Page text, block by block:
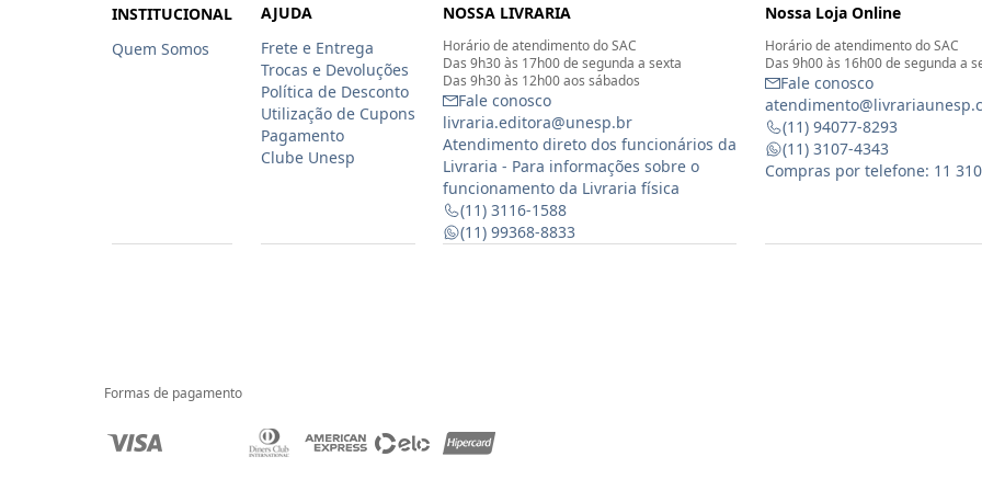
INSTITUCIONAL
Quem Somos
AJUDA
Frete e Entrega
Trocas e Devoluções
Política de Desconto
Utilização de Cupons
Pagamento
Clube Unesp
NOSSA LIVRARIA
Horário de atendimento do SAC
Das 9h30 às 17h00 de segunda a sexta
Das 9h30 às 12h00 aos sábados
Fale conosco
livraria.editora@unesp.br
Atendimento direto dos funcionários da
Livraria - Para informações sobre o
funcionamento da Livraria física
(11) 3116-1588
(11) 99368-8833
Nossa Loja Online
Horário de atendimento do SAC
Das 9h00 às 16h00 de segunda a
Fale conosco
(11) 94077-8293
(11) 3107-4343
Compras por telefone: 11
Formas de pagamento